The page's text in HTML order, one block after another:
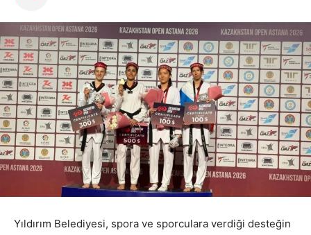
Yıldırım Belediyesi, spora ve sporculara verdiği desteğin